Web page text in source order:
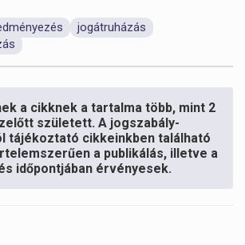
jogátruházás
a cikknek a tartalma több, mint 2
született. A jogszabály-
tájékoztató cikkeinkben található
a publikálás, illetve a
időpontjában érvényesek.